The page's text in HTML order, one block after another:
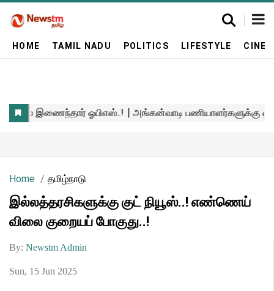
HOME TAMIL NADU POLITICS LIFESTYLE
Home தமிழ்நாடு
இல்லத்தரசிகளுக்கு குட் நியூஸ்..! எண்ணெய்
விலை குறையப் போகுது..!
By: Newstm Admin
Sun, 15 Jun 2025